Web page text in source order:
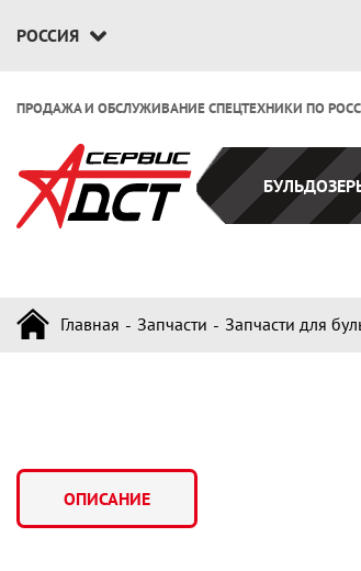
РОССИЯ
ПРОДАЖА И ОБСЛУЖИВАНИЕ СПЕЦТЕХНИКИ ПО
Главная Запчасти Запчасти для
ОПИСАНИЕ